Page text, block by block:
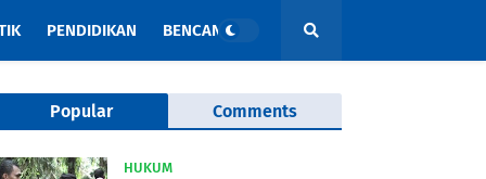
PENDIDIKAN BENCANA
Popular Comments
HUKUM